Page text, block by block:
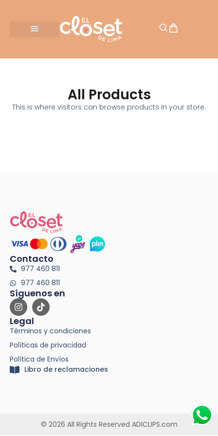
All Products
This is where visitors can browse products in your store.
Legal
Términos y condiciones
Políticas de privacidad
Política de Envíos
Libro de reclamaciones
Contacto
977 460 811
977 460 811
Síguenos en
© 2026 All Rights Reserved ADICLIPS.com